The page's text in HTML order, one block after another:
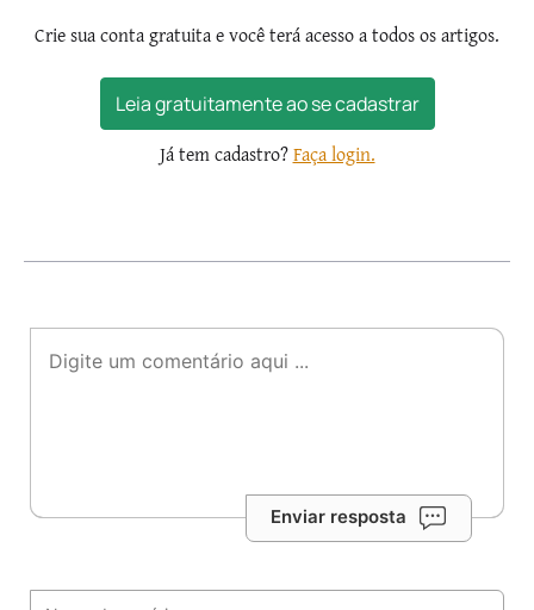
Crie sua conta gratuita e você terá acesso a todos os artigos.
Leia gratuitamente ao se cadastrar
Já tem cadastro?Faça login.
Enviar resposta